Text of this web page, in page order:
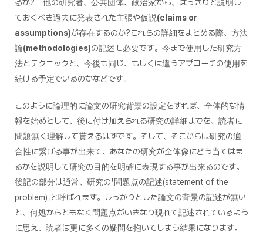
るか? 他の研究者、公共団体、政治家から、はっきりと説明し
ておくべき過去に発表された主張や仮説(claims or
assumptions)が存在するのか?これらの詳細をまとめる際、方法
論(methodologies)の記述も必要です。今まで使用した研究方
法とテクニックと、今後も同じ、もしくは違うアプローチの使用を
続ける予定でいるのかなどです。
このように論理的に論文の研究背景の設定をすれば、全体的な情
報を始めとして、後に付け加えられる研究の詳細までを、読者に
問題無く理解して貰えるはずです。そして、そこからは研究の適
合性に繋げる事が出来て、あなたの研究が全体像にどう当てはま
るかを説明して研究の目的を明確に表現する事が出来るのです。
後記の部分は通常、研究の「問題点の記述(statement of the
problem)」と呼ばれます。しっかりとした論文の背景の記述が無い
と、何処からともなく問題点がいきなり現れて記述されているよう
に思え、読者は更に多くの疑問を抱いてしまう結果になります。